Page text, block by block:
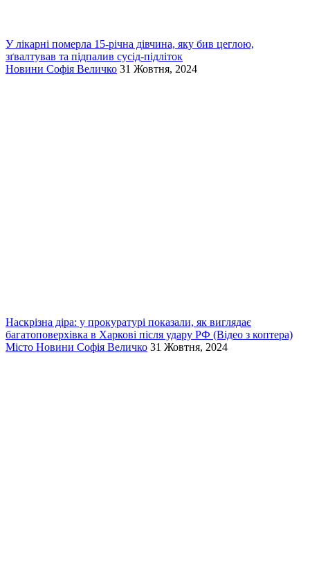
У лікарні померла 15-річна дівчина, яку бив цеглою,
зґвалтував та підпалив сусід-підліток
Новини Софія Величко 31 Жовтня, 2024
Наскрізна діра: у прокуратурі показали, як виглядає
багатоповерхівка в Харкові після удару РФ (Відео з коптера)
Місто Новини Софія Величко 31 Жовтня, 2024